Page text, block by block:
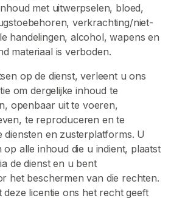
met uitwerpselen, bloed,
verkrachting/niet-
handelingen, alcohol, wapens en
materiaal is verboden.
op de dienst, verleent u ons
om dergelijke inhoud te
openbaar uit te voeren,
te reproduceren en te
diensten en zusterplatforms. U
alle inhoud die u indient, plaatst
de dienst en u bent
het beschermen van die rechten.
deze licentie ons het recht geeft